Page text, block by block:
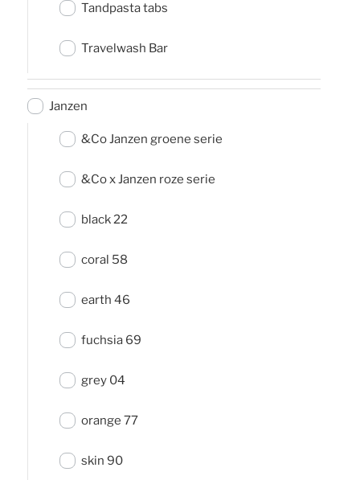
Tandpasta tabs
Travelwash Bar
Janzen
&Co Janzen groene serie
&Co x Janzen roze serie
black 22
coral 58
earth 46
fuchsia 69
grey 04
orange 77
skin 90